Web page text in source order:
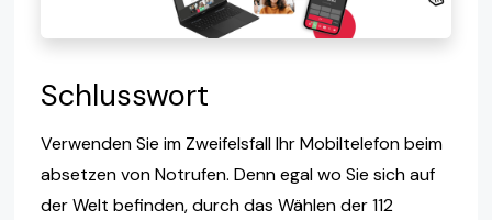
Schlusswort
Verwenden Sie im Zweifelsfall Ihr Mobiltelefon beim
absetzen von Notrufen. Denn egal wo Sie sich auf
der Welt befinden, durch das Wählen der 112